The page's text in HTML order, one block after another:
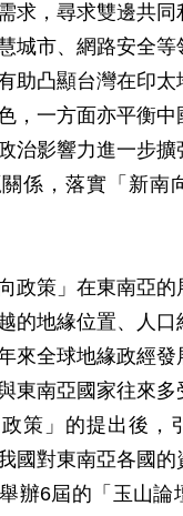
求，尋求雙邊共同
城市、網路安全等
助凸顯台灣在印太
，一方面亦平衡中
治影響力進一步擴
係，落實「新南
政策」在東南亞的
的地緣位置、人口
來全球地緣政經發
東南亞國家往來多
策」的提出後，
國對東南亞各國的
辦6屆的「玉山論